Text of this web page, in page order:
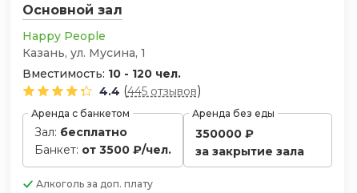
Основной зал
Happy People
Казань, ул. Мусина, 1
Вместимость: 10 - 120 чел.
4.4 (445 отзывов)
Аренда с банкетом
Зал: бесплатно
Банкет: от 3500 ₽/чел.
Аренда без еды
350000 ₽
за закрытие зала
Алкоголь за доп. плату